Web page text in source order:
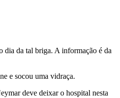
dia da tal briga. A informação é da
e socou uma vidraça.
deve deixar o hospital nesta